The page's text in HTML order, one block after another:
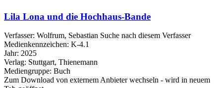
Lila Lona und die Hochhaus-Bande
Verfasser: Wolfrum, Sebastian Suche nach diesem Verfasser
Medienkennzeichen: K-4.1
Jahr: 2025
Verlag: Stuttgart, Thienemann
Mediengruppe: Buch
Zum Download von externem Anbieter wechseln - wird in neuem